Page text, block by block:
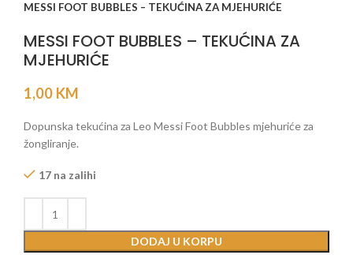
MESSI FOOT BUBBLES – TEKUĆINA ZA MJEHURIĆE
MESSI FOOT BUBBLES – TEKUĆINA ZA
MJEHURIĆE
1,00 KM
Dopunska tekućina za Leo Messi Foot Bubbles mjehuriće za
žongliranje.
17 na zalihi
DODAJ U KORPU